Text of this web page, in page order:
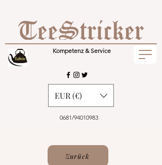
Kompetenz & Service
0681/94010983
EUR (€)
Zurück